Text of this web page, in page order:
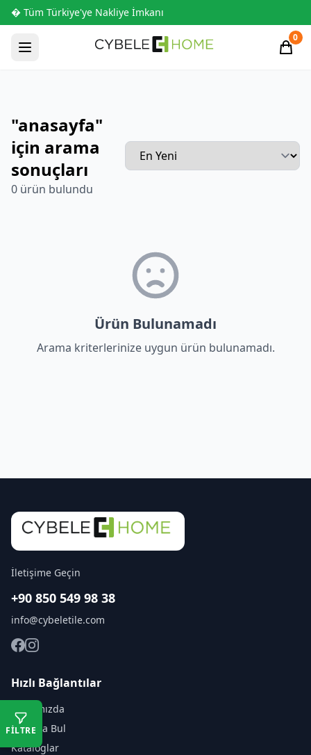
� Tüm Türkiye'ye Nakliye İmkanı
0
FİLTRE
"anasayfa"
için arama
sonuçları
0 ürün bulundu
Ürün Bulunamadı
Arama kriterlerinize uygun ürün bulunamadı.
İletişime Geçin
+90 850 549 98 38
info@cybeletile.com
Hızlı Bağlantılar
Hakkımızda
Mağaza Bul
Kataloglar